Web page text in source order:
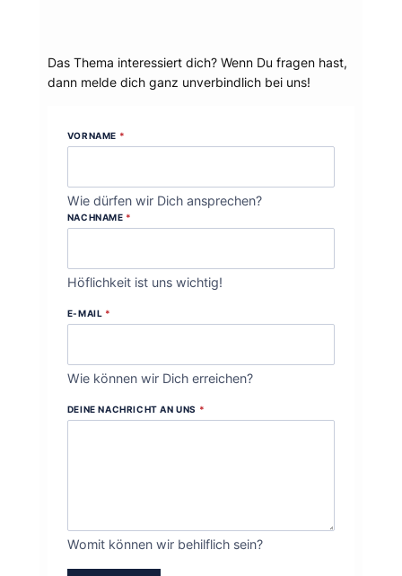
Das Thema interessiert dich? Wenn Du fragen hast,
dann melde dich ganz unverbindlich bei uns!
VORNAME *
Wie dürfen wir Dich ansprechen?
NACHNAME *
Höflichkeit ist uns wichtig!
E-MAIL *
Wie können wir Dich erreichen?
DEINE NACHRICHT AN UNS *
Womit können wir behilflich sein?